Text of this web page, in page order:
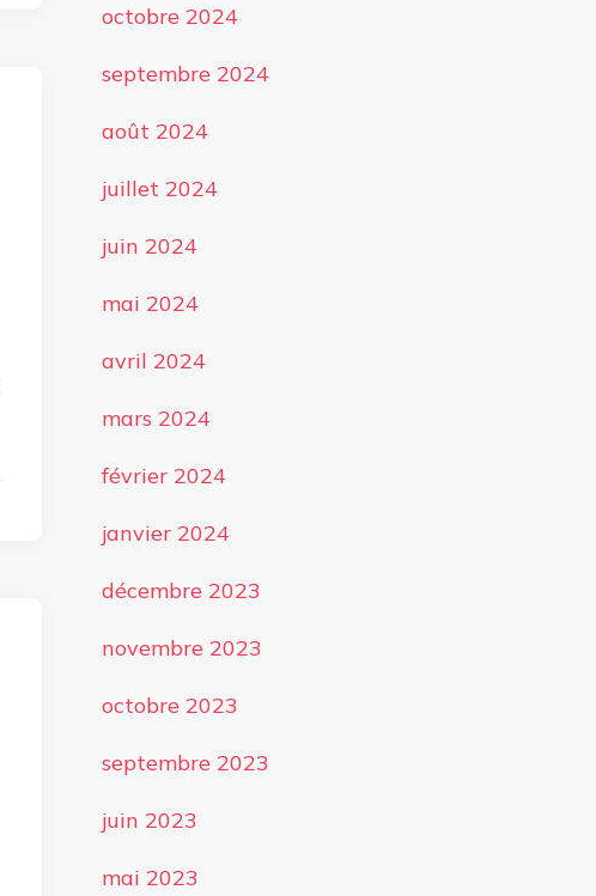
octobre 2024
septembre 2024
août 2024
juillet 2024
juin 2024
mai 2024
avril 2024
mars 2024
février 2024
janvier 2024
décembre 2023
novembre 2023
octobre 2023
septembre 2023
juin 2023
mai 2023